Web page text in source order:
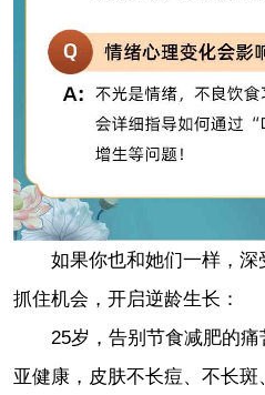
如果你也和她们一样，深
抓住机会，开启逆龄生长：
25岁，告别节食减肥的痛
亚健康，皮肤不长痘、不长斑